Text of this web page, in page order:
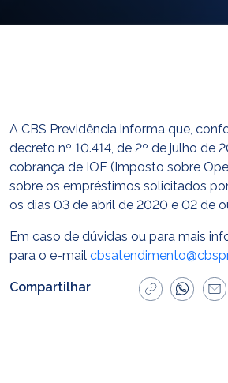
A CBS Previdência informa que,
decreto nº 10.414, de 2º de julho de
cobrança de IOF (Imposto sobre
sobre os empréstimos solicitados
os dias 03 de abril de 2020 e 02 de
Em caso de dúvidas ou para mais
para o e-mail
Compartilhar